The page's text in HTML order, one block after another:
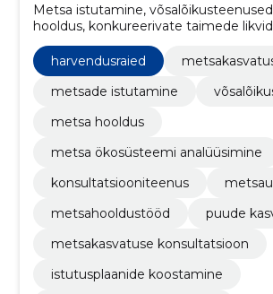
Metsa istutamine,
hooldus, konkureerivate taimede
Metsa hindamine, Võsalõikus,
müügiarvete haldamine,
korraldamine, mikro- ja
harvendusraied
metsade istutamine
metsa hooldus
metsa ökosüsteemi analüüsimine
konsultatsiooniteenus
metsahooldustööd
puude
metsakasvatuse konsultatsioon
istutusplaanide koostamine